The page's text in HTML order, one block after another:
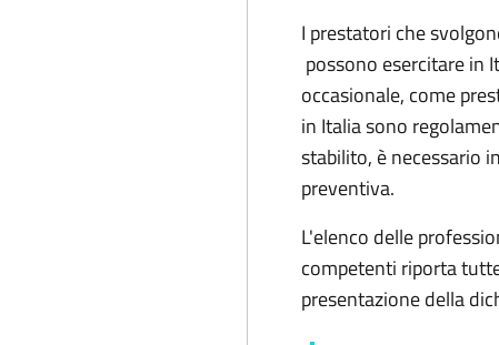
I prestatori che
possono esercitare in
occasionale, come
in Italia sono
stabilito, è necessario
preventiva.
L'elenco delle
competenti riporta
presentazione della